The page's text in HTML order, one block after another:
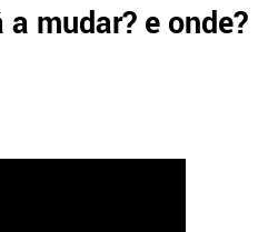
mudar? e onde?